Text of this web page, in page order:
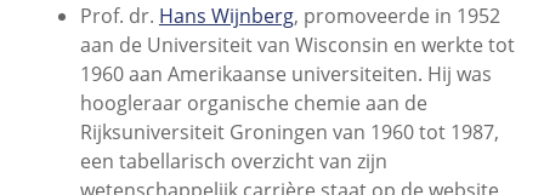
Spring
naar
het
menu
Prof. dr. Hans Wijnberg, promoveerde in 1952
aan de Universiteit van Wisconsin en werkte tot
1960 aan Amerikaanse universiteiten. Hij was
hoogleraar organische chemie aan de
Rijksuniversiteit Groningen van 1960 tot 1987,
een tabellarisch overzicht van zijn
wetenschappelijk carrière staat op de website